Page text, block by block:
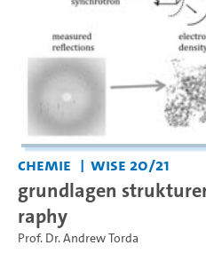
Chemie WiSe 20/21
grundlagen
raphy
Prof. Dr. Andrew Torda